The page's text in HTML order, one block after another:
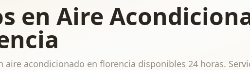
en Aire
aire acondicionado en florencia disponibles 24 horas.